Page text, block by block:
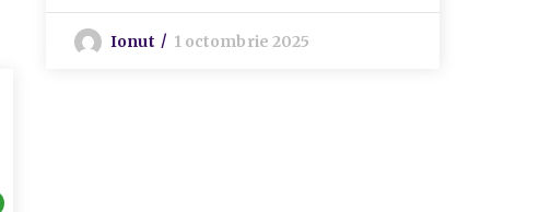
Ionut 1 octombrie 2025